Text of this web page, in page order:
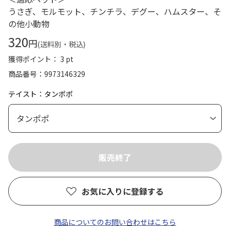
うさぎ、モルモット、チンチラ、デグー、ハムスター、そ
の他小動物
320円(送料別・税込)
獲得ポイント： 3 pt
商品番号
9973146329
テイスト：タンポポ
お気に入りに登録する
商品についてのお問い合わせはこちら